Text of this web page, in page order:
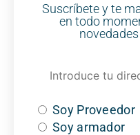
Suscríbete y te
en todo
novedades
Soy Proveedor
Soy armador